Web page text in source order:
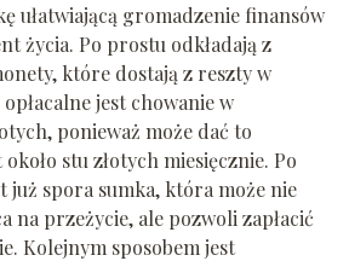
ułatwiającą gromadzenie finansów
życia. Po prostu odkładają z
które dostają z reszty w
jest chowanie w
ponieważ może dać to
stu złotych miesięcznie. Po
już spora sumka, która może nie
na przeżycie, ale pozwoli zapłacić
Kolejnym sposobem jest